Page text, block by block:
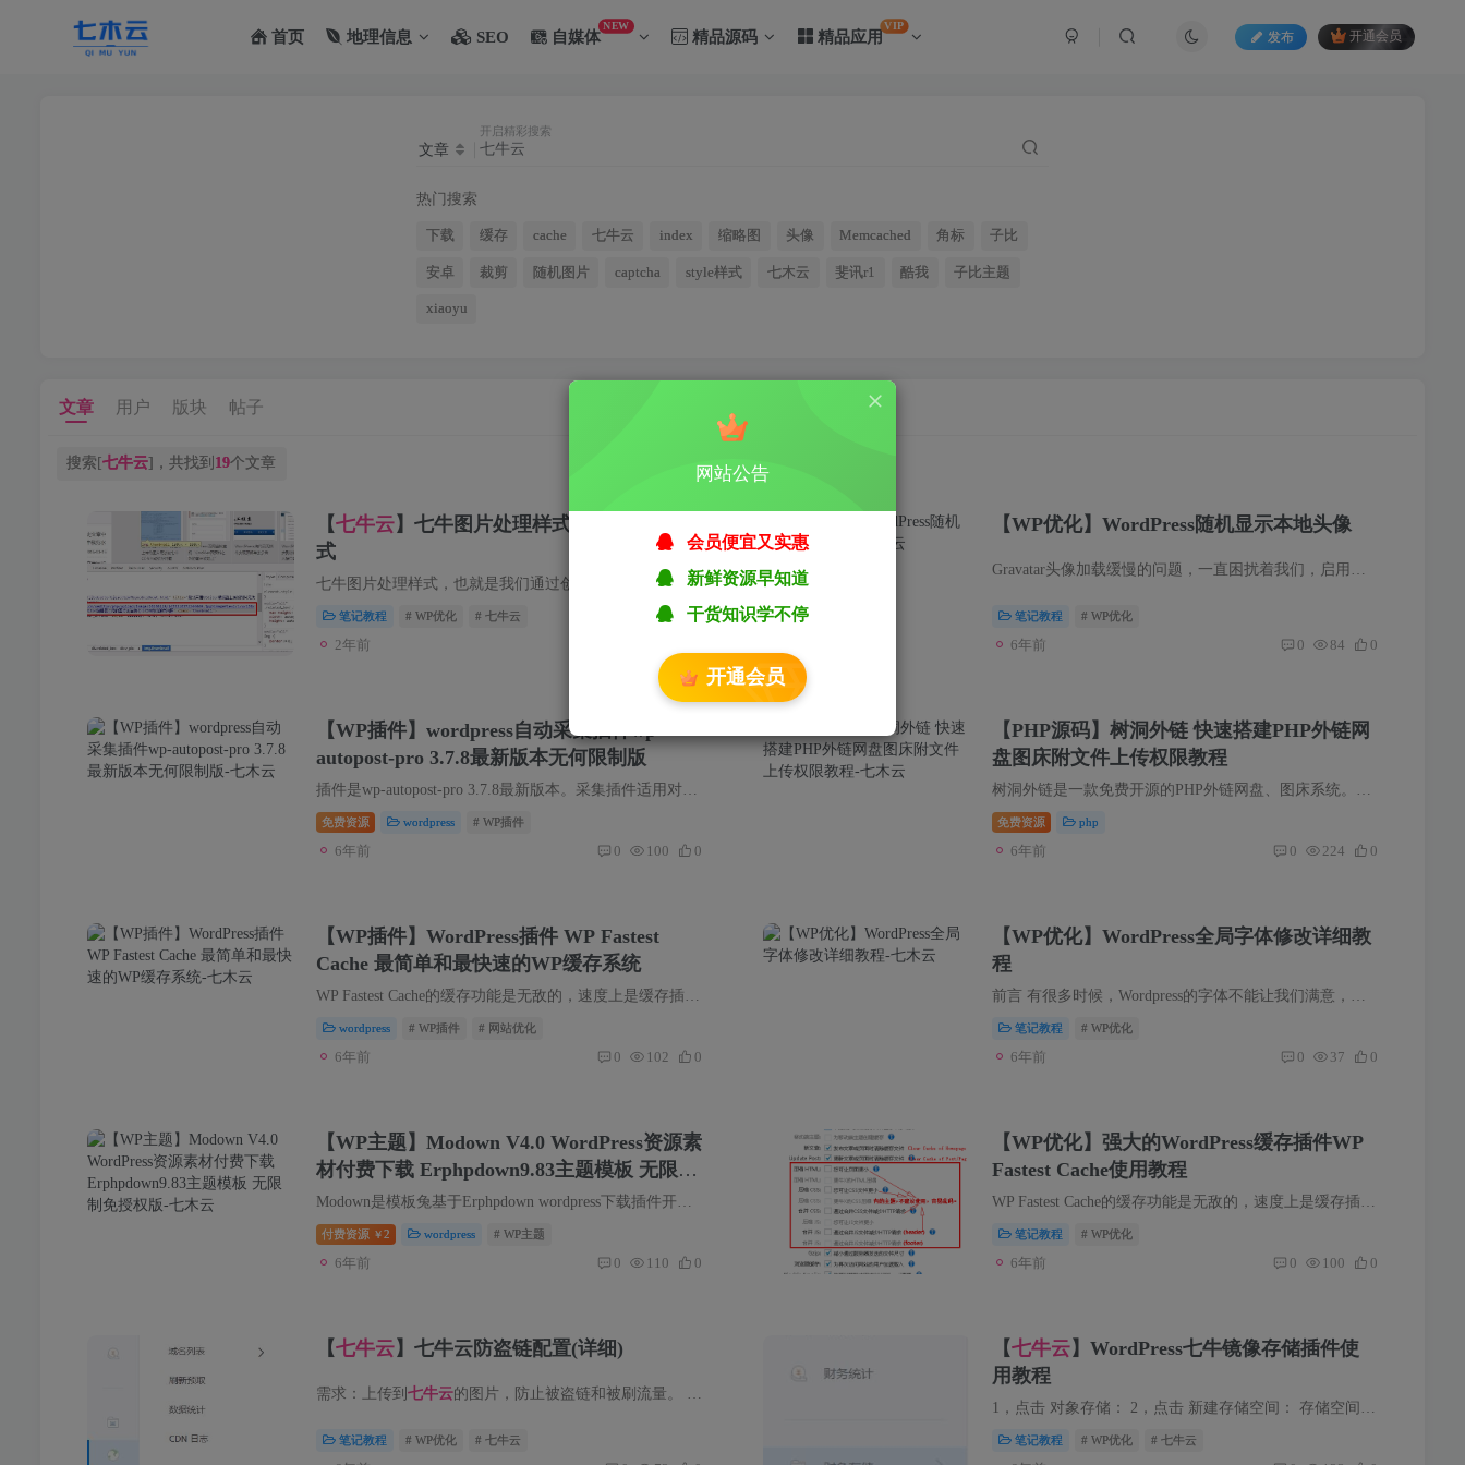
首页 地理信息 SEO 自媒体
NEW
精品源码 精品应用
VIP
发布 开通会员
文章
开启精彩搜索
热门搜索
下载 缓存 cache 七牛云 index 缩略图 头像 Memcached 角标 子比
安卓 裁剪 随机图片 captcha style样式 七木云 斐讯r1 酷我 子比主题
xiaoyu
文章 用户 版块 帖子
搜索[七牛云]，共找到 19个文章
【七牛云】七牛图片处理样式的正确使用方
式
七牛图片处理样式，也就是我们通过创建一个样式，样式内定义了要对图片进行怎样的操作，然后我们只需要在图片后面加上样式分隔符和样式名称，即可对图片进行处理的一种方式。说起来，这种方式就...
笔记教程 # WP优化 # 七牛云
2年前
【WP优化】WordPress随机显示本地头像
Gravatar头像加载缓慢的问题，一直困扰着我们，启用头像本地缓存或者缓存到类似
笔记教程 # WP优化
6年前 0 84 0
【WP插件】wordpress自动采集插件wp-
autopost-pro 3.7.8最新版本无何限制版
免费资源 wordpress # WP插件
6年前 0 100 0
【PHP源码】树洞外链 快速搭建PHP外链网
盘图床附文件上传权限教程
免费资源 php
6年前 0 224 0
【WP插件】WordPress插件 WP Fastest
Cache 最简单和最快速的WP缓存系统
wordpress # WP插件 # 网站优化
6年前 0 102 0
【WP优化】WordPress全局字体修改详细教
程
笔记教程 # WP优化
6年前 0 37 0
【WP主题】Modown V4.0 WordPress资源素
材付费下载 Erphpdown9.83主题模板 无限制
免授权版
付费资源 ￥2 wordpress # WP主题
6年前 0 110 0
【WP优化】强大的WordPress缓存插件WP
Fastest Cache使用教程
笔记教程 # WP优化
6年前 0 100 0
【七牛云】七牛云防盗链配置(详细)
需求：上传到 七牛云的图片，防止被盗链和被刷流量。 解决方法：在融合CDN里面，对域名进行防盗链配置。 举个常用的场景：现在有个关于分享的网页，url是：http://www.aaa.com/share?url=xxx.jpg...
笔记教程 # WP优化 # 七牛云
【七牛云】WordPress七牛镜像存储插件使
用教程
笔记教程 # WP优化 # 七牛云
网站公告
会员便宜又实惠
新鲜资源早知道
干货知识学不停
开通会员